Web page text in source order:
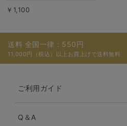
￥1,100
送料 全国一律：550円
11,000円（税込）以上お買上げで送料無料
ご利用ガイド
Q＆A